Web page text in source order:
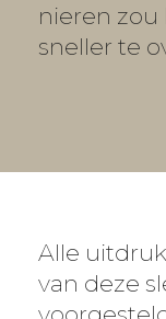
nieren zou
sneller te
Alle
van deze